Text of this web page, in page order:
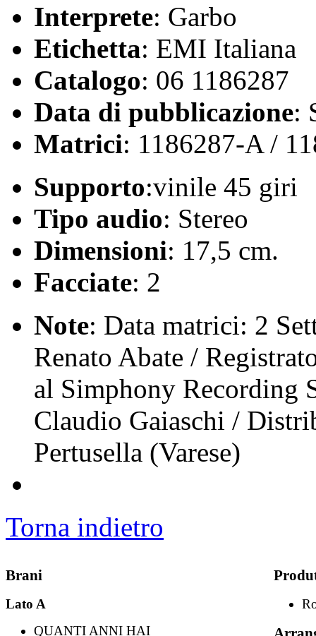
Interprete: Garbo
Etichetta: EMI Italiana
Catalogo: 06 1186287
Data di pubblicazione:
Matrici: 1186287-A /
Supporto:vinile 45 giri
Tipo audio: Stereo
Dimensioni: 17,5 cm.
Facciate: 2
Note: Data matrici: 2
Renato Abate /
al Simphony Recording
Claudio Gaiaschi /
Pertusella (Varese)
Torna indietro
Brani
Lato A
QUANTI ANNI HAI